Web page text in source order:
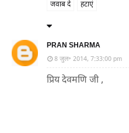
जवाब दें हटाएं
PRAN SHARMA
8 जुल॰ 2014, 7:33:00 pm
प्रिय देवमणि जी ,